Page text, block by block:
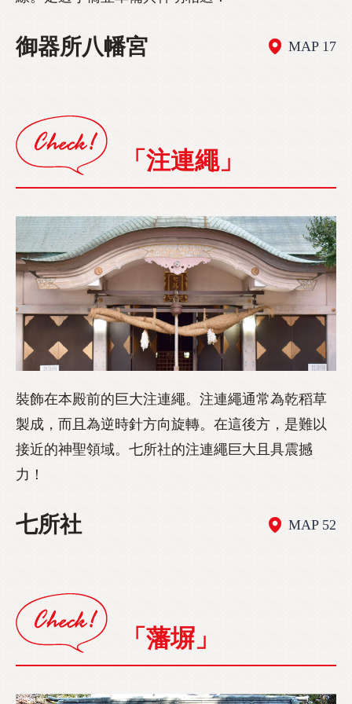
御器所八幡宮 MAP 17
「注連繩」
裝飾在本殿前的巨大注連繩。注連繩通常為乾稻草
製成，而且為逆時針方向旋轉。在這後方，是難以
接近的神聖領域。七所社的注連繩巨大且具震撼
力！
七所社 MAP 52
「藩塀」